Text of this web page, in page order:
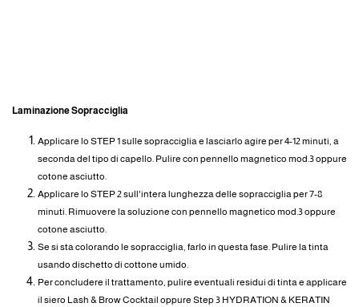
Laminazione Sopracciglia
Applicare lo STEP 1 sulle sopracciglia e lasciarlo agire per 4-12 minuti, a
seconda del tipo di capello. Pulire con pennello magnetico mod.3 oppure
cotone asciutto.
Applicare lo STEP 2 sull'intera lunghezza delle sopracciglia per 7-8
minuti. Rimuovere la soluzione con pennello magnetico mod.3 oppure
cotone asciutto.
Se si sta colorando le sopracciglia, farlo in questa fase. Pulire la tinta
usando dischetto di cottone umido.
Per concludere il trattamento, pulire eventuali residui di tinta e applicare
il siero Lash & Brow Cocktail oppure Step 3 HYDRATION & KERATIN